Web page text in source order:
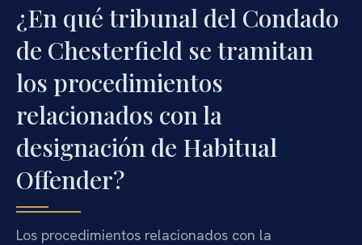
¿En qué tribunal del Condado
de Chesterfield se tramitan
los procedimientos
relacionados con la
designación de Habitual
Offender?
Los procedimientos relacionados con la